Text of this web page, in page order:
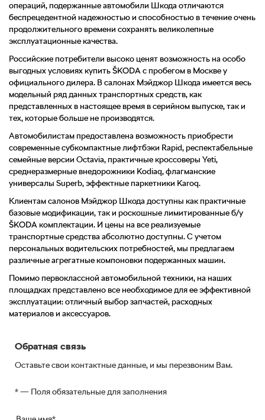
операций, подержанные автомобили Шкода отличаются
беспрецедентной надежностью и способностью в течение очень
продолжительного времени сохранять великолепные
эксплуатационные качества.
Российские потребители высоко ценят возможность на особо
выгодных условиях купитьSkoda с пробегом в Москве у
официального дилера. В салонах Мэйджор Шкода имеется весь
модельный ряд данных транспортных средств, как
представленных в настоящее время в серийном выпуске, так и
тех, которые больше не производятся.
Автомобилистам предоставлена возможность приобрести
современные субкомпактные лифтбэки Rapid, респектабельные
семейные версии Octavia, практичные кроссоверы Yeti,
среднеразмерные внедорожники Kodiaq, флагманские
универсалы Superb, эффектные паркетники Karoq.
Клиентам салонов Мэйджор Шкода доступны как практичные
базовые модификации, так и роскошные лимитированные б/у
Skoda комплектации. И цены на все реализуемые
транспортные средства абсолютно доступны. С учетом
персональных водительских потребностей, мы предлагаем
различные агрегатные компоновки подержанных машин.
Помимо первоклассной автомобильной техники, на наших
площадках представлено все необходимое для ее эффективной
эксплуатации: отличный выбор запчастей, расходных
материалов и аксессуаров.
Обратная связь
Оставьте свои контактные данные, и мы перезвоним Вам.
* — Поля обязательные для заполнения